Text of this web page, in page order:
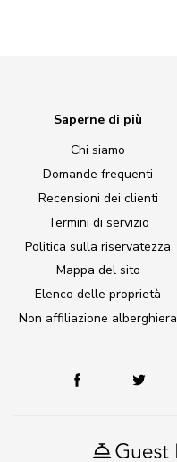
Saperne di più
Chi siamo
Domande frequenti
Recensioni dei clienti
Termini di servizio
Politica sulla riservatezza
Mappa del sito
Elenco delle proprietà
Non affiliazione alberghiera